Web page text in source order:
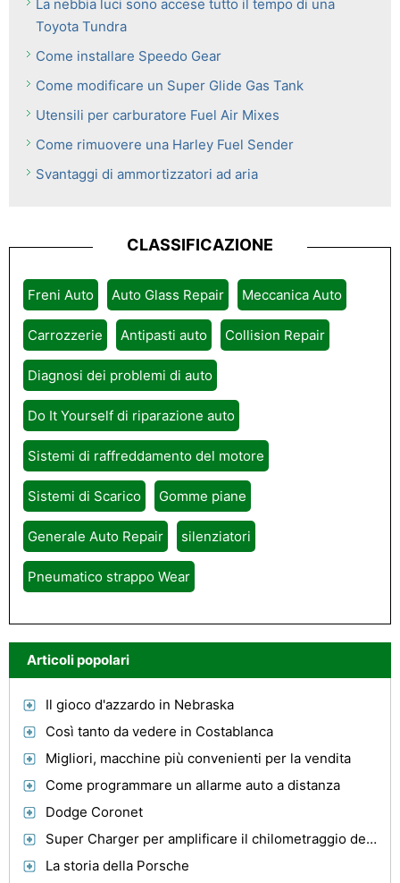
La nebbia luci sono accese tutto il tempo di una
Toyota Tundra
Come installare Speedo Gear
Come modificare un Super Glide Gas Tank
Utensili per carburatore Fuel Air Mixes
Come rimuovere una Harley Fuel Sender
Svantaggi di ammortizzatori ad aria
CLASSIFICAZIONE
Freni Auto Auto Glass Repair Meccanica Auto
Carrozzerie Antipasti auto Collision Repair
Diagnosi dei problemi di auto
Do It Yourself di riparazione auto
Sistemi di raffreddamento del motore
Sistemi di Scarico Gomme piane
Generale Auto Repair silenziatori
Pneumatico strappo Wear
Articoli popolari
Il gioco d'azzardo in Nebraska
Così tanto da vedere in Costablanca
Migliori, macchine più convenienti per la vendita
Come programmare un allarme auto a distanza
Dodge Coronet
Super Charger per amplificare il chilometraggio del gas
La storia della Porsche